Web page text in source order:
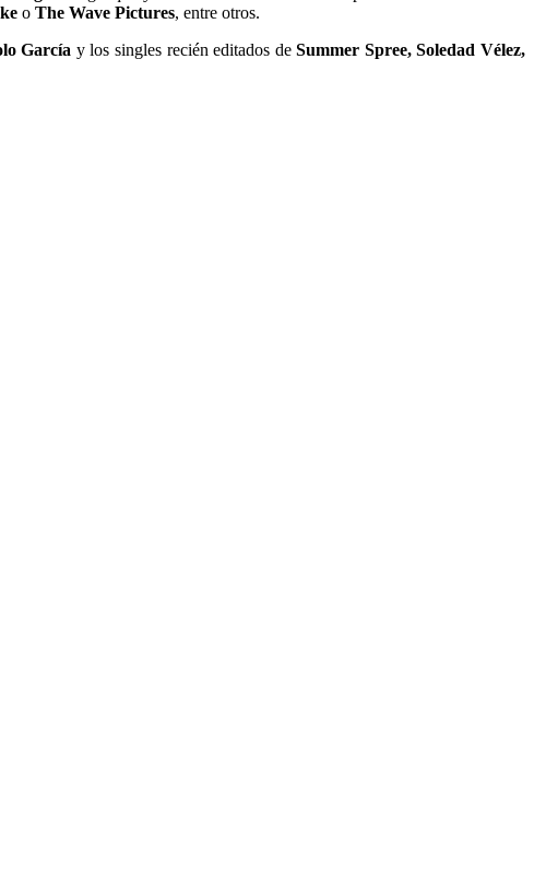
o The Wave Pictures, entre otros.
García y los singles recién editados deSummer Spree, Soledad Vélez,